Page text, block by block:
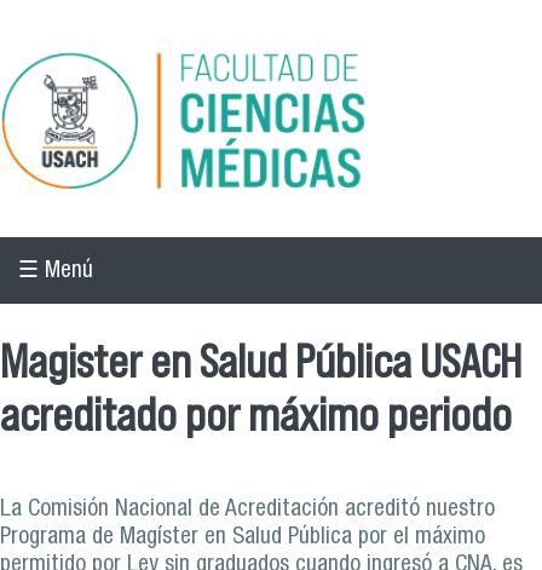
Pasar al contenido principal
☰ Menú
Magister en Salud Pública USACH
acreditado por máximo periodo
La Comisión Nacional de Acreditación acreditó nuestro
Programa de Magíster en Salud Pública por el máximo
permitido por Ley sin graduados cuando ingresó a CNA, es